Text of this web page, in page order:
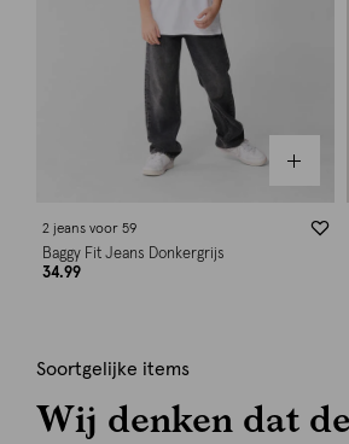
2 jeans voor 59
Baggy Fit Jeans Donkergrijs
34.99
Soortgelijke items
Wij denken dat